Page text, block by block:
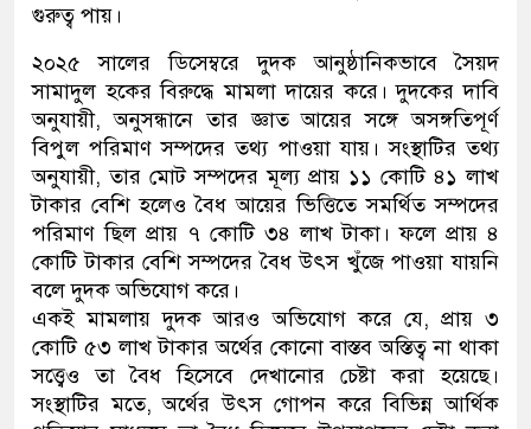
গুরুত্ব পায়।
২০২৫ সালের ডিসেম্বরে দুদক আনুষ্ঠানিকভাবে সৈয়দ
সামাদুল হকের বিরুদ্ধে মামলা দায়ের করে। দুদকের দাবি
অনুযায়ী, অনুসন্ধানে তার জ্ঞাত আয়ের সঙ্গে অসঙ্গতিপূর্ণ
বিপুল পরিমাণ সম্পদের তথ্য পাওয়া যায়। সংস্থাটির তথ্য
অনুযায়ী, তার মোট সম্পদের মূল্য প্রায় ১১ কোটি ৪১ লাখ
টাকার বেশি হলেও বৈধ আয়ের ভিত্তিতে সমর্থিত সম্পদের
পরিমাণ ছিল প্রায় ৭ কোটি ৩৪ লাখ টাকা। ফলে প্রায় ৪
কোটি টাকার বেশি সম্পদের বৈধ উৎস খুঁজে পাওয়া যায়নি
বলে দুদক অভিযোগ করে।
একই মামলায় দুদক আরও অভিযোগ করে যে, প্রায় ৩
কোটি ৫৩ লাখ টাকার অর্থের কোনো বাস্তব অস্তিত্ব না থাকা
সত্ত্বেও তা বৈধ হিসেবে দেখানোর চেষ্টা করা হয়েছে।
সংস্থাটির মতে, অর্থের উৎস গোপন করে বিভিন্ন আর্থিক